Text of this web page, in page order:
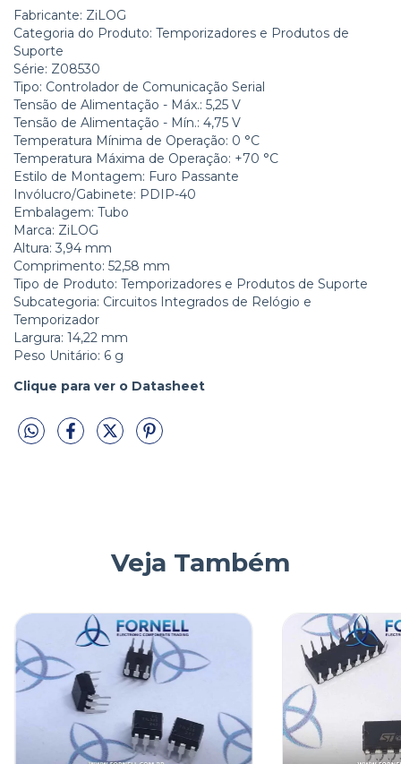
Fabricante: ZiLOG
Categoria do Produto: Temporizadores e Produtos de
Suporte
Série: Z08530
Tipo: Controlador de Comunicação Serial
Tensão de Alimentação - Máx.: 5,25 V
Tensão de Alimentação - Mín.: 4,75 V
Temperatura Mínima de Operação: 0 °C
Temperatura Máxima de Operação: +70 °C
Estilo de Montagem: Furo Passante
Invólucro/Gabinete: PDIP-40
Embalagem: Tubo
Marca: ZiLOG
Altura: 3,94 mm
Comprimento: 52,58 mm
Tipo de Produto: Temporizadores e Produtos de Suporte
Subcategoria: Circuitos Integrados de Relógio e
Temporizador
Largura: 14,22 mm
Peso Unitário: 6 g
Clique para ver o Datasheet
Veja Também